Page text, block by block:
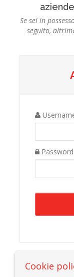
Se sei in
seguito,
Password
Cookie